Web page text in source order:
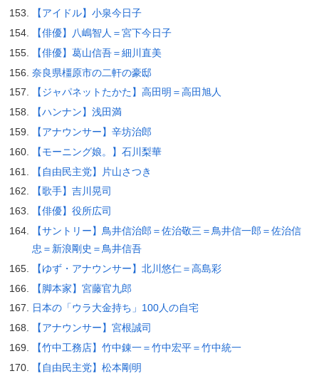
【アイドル】小泉今日子
【俳優】八嶋智人＝宮下今日子
【俳優】葛山信吾＝細川直美
奈良県橿原市の二軒の豪邸
【ジャパネットたかた】高田明＝高田旭人
【ハンナン】浅田満
【アナウンサー】辛坊治郎
【モーニング娘。】石川梨華
【自由民主党】片山さつき
【歌手】吉川晃司
【俳優】役所広司
【サントリー】鳥井信治郎＝佐治敬三＝鳥井信一郎＝佐治信
忠＝新浪剛史＝鳥井信吾
【ゆず・アナウンサー】北川悠仁＝高島彩
【脚本家】宮藤官九郎
日本の「ウラ大金持ち」100人の自宅
【アナウンサー】宮根誠司
【竹中工務店】竹中錬一＝竹中宏平＝竹中統一
【自由民主党】松本剛明